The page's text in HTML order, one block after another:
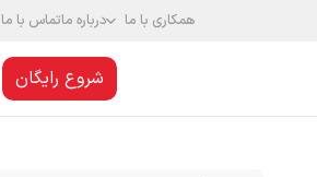
همکاری با ما درباره ماتماس با ما
شروع رایگان